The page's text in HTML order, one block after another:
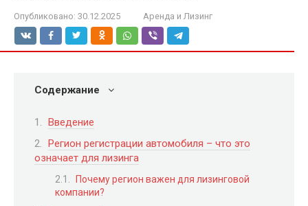
Опубликовано: 30.12.2025 Аренда и Лизинг
Содержание
Введение
Регион регистрации автомобиля – что это
означает для лизинга
Почему регион важен для лизинговой
компании?